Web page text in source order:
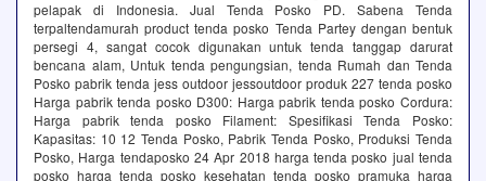
pelapak di Indonesia. Jual Tenda Posko PD. Sabena Tenda
terpaltendamurah product tenda posko Tenda Partey dengan bentuk
persegi 4, sangat cocok digunakan untuk tenda tanggap darurat
bencana alam, Untuk tenda pengungsian, tenda Rumah dan Tenda
Posko pabrik tenda jess outdoor jessoutdoor produk 227 tenda posko
Harga pabrik tenda posko D300: Harga pabrik tenda posko Cordura:
Harga pabrik tenda posko Filament: Spesifikasi Tenda Posko:
Kapasitas: 10 12 Tenda Posko, Pabrik Tenda Posko, Produksi Tenda
Posko, Harga tendaposko 24 Apr 2018 harga tenda posko jual tenda
posko harga tenda posko kesehatan tenda posko pramuka harga